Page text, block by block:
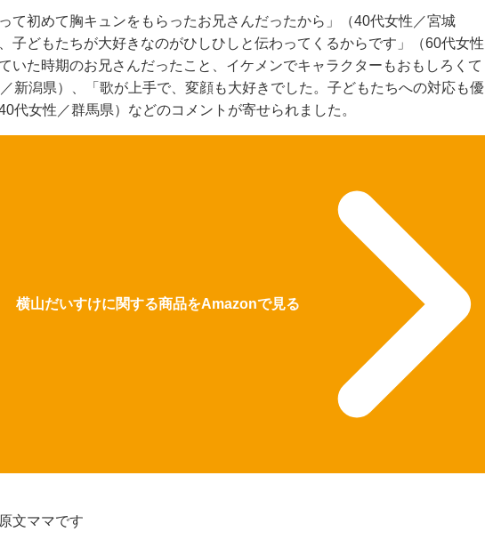
て初めて胸キュンをもらったお兄さんだったから」（40代女性／宮城
子どもたちが大好きなのがひしひしと伝わってくるからです」（60代女性
いた時期のお兄さんだったこと、イケメンでキャラクターもおもしろくて
新潟県）、「歌が上手で、変顔も大好きでした。子どもたちへの対応も優
代女性／群馬県）などのコメントが寄せられました。
横山だいすけに関する商品をAmazonで見る
文ママです